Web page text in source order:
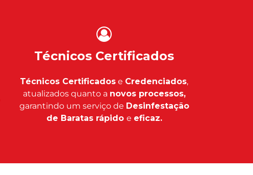
Técnicos Certificados
Técnicos Certificados e Credenciados,
atualizados quanto a novos processos,
garantindo um serviço de Desinfestação
de Baratas rápido e eficaz.